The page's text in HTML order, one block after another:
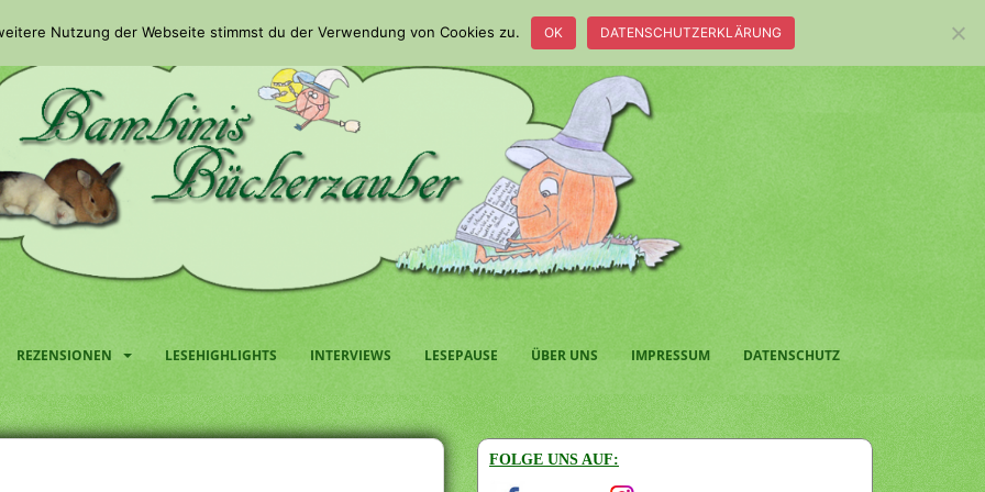
REZENSIONEN LESEHIGHLIGHTS INTERVIEWS LESEPAUSE ÜBER UNS IMPRESSUM DATENSCHUTZ
FOLGE UNS AUF:
Nutzung der Webseite stimmst du der Verwendung von Cookies zu. OK DATENSCHUTZERKLÄRUNG